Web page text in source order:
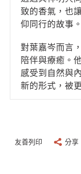
致的香氣，也
仰同行的故事。
對葉嘉岑而言
陪伴與療癒。
感受到自然與
新的形式，被
友善列印 分享